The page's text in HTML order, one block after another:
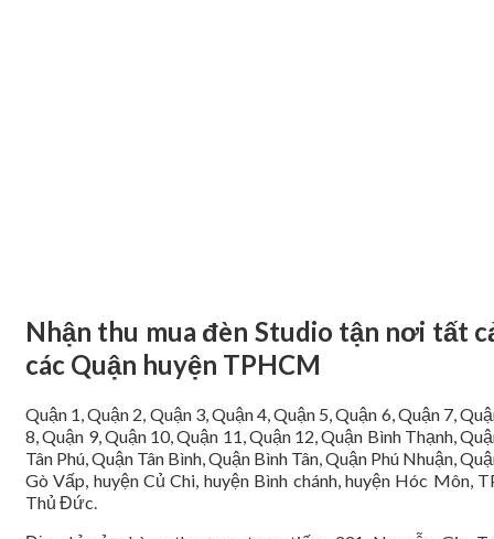
Nhận thu mua đèn Studio tận nơi tất
các Quận huyện TPHCM
Quận 1, Quận 2, Quận 3, Quận 4, Quận 5, Quận 6, Quận 7,
8, Quận 9, Quận 10, Quận 11, Quận 12, Quận Bình Thạnh,
Tân Phú, Quận Tân Bình, Quận Bình Tân, Quận Phú Nhuận,
Gò Vấp, huyện Củ Chi, huyện Bình chánh, huyện Hóc Môn,
Thủ Đức.